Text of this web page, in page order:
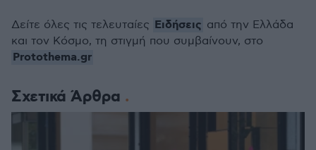
Σχετικά Άρθρα
Δείτε όλες τις τελευταίες Ειδήσεις από την Ελλάδα
και τον Κόσμο, τη στιγμή που συμβαίνουν, στο
Protothema.gr